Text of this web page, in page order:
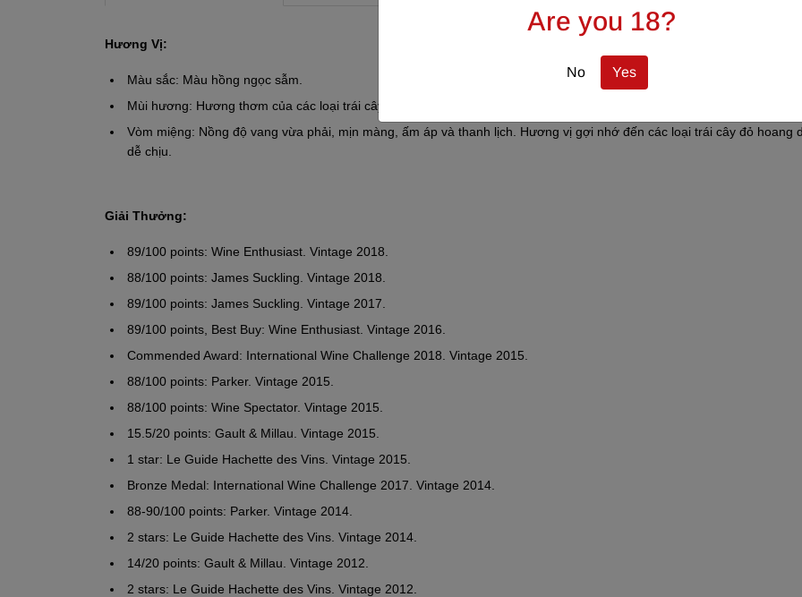
Are you 18?
No Yes
Hương Vị:
Màu sắc: Màu hồng ngọc sẫm.
Mùi hương: Hương thơm của các loại trái cây có hột cùng chút gia vị tinh tế của hạt tiêu, húng tây, cây bách xù và cỏ
Vòm miệng: Nồng độ vang vừa phải, mịn màng, ấm áp và thanh lịch. Hương vị gợi nhớ đến các loại trái cây đỏ hoang
dễ chịu.
Giải Thưởng:
89/100 points: Wine Enthusiast. Vintage 2018.
88/100 points: James Suckling. Vintage 2018.
89/100 points: James Suckling. Vintage 2017.
89/100 points, Best Buy: Wine Enthusiast. Vintage 2016.
Commended Award: International Wine Challenge 2018. Vintage 2015.
88/100 points: Parker. Vintage 2015.
88/100 points: Wine Spectator. Vintage 2015.
15.5/20 points: Gault & Millau. Vintage 2015.
1 star: Le Guide Hachette des Vins. Vintage 2015.
Bronze Medal: International Wine Challenge 2017. Vintage 2014.
88-90/100 points: Parker. Vintage 2014.
2 stars: Le Guide Hachette des Vins. Vintage 2014.
14/20 points: Gault & Millau. Vintage 2012.
2 stars: Le Guide Hachette des Vins. Vintage 2012.